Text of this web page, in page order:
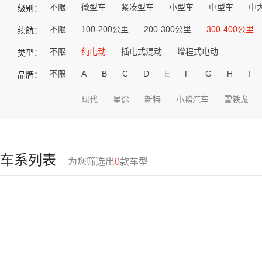
级别： 不限 微型车 紧凑型车 小型车 中型车 中
续航： 不限 100-200公里 200-300公里 300-400公里
类型： 不限 纯电动 插电式混动 增程式电动
品牌： 不限 A B C D E F G H I
现代 星途 新特 小鹏汽车 雪铁龙
车系列表 为您筛选出0款车型